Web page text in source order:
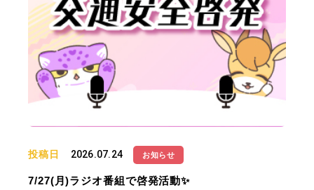
投稿日 2026.07.24 お知らせ
7/27(月)ラジオ番組で啓発活動✨